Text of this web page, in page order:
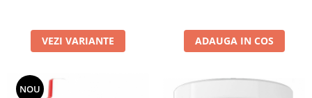
VEZI VARIANTE ADAUGA IN COS
NOU